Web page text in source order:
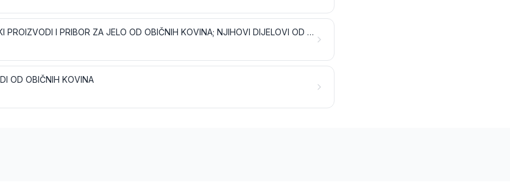
ALATI, NOŽARSKI PROIZVODI I PRIBOR ZA JELO OD OBIČNIH KOVINA; NJIHOVI DIJELOVI OD OBIČNIH KOVINA
OD OBIČNIH KOVINA